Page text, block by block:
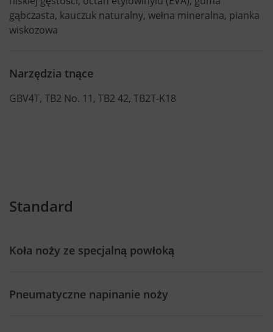
gąbczasta, kauczuk naturalny, wełna mineralna, pianka
wiskozowa
Narzędzia tnące
GBV4T, TB2 No. 11, TB2 42, TB2T-K18
Standard
Koła noży ze specjalną powłoką
Pneumatyczne napinanie noży